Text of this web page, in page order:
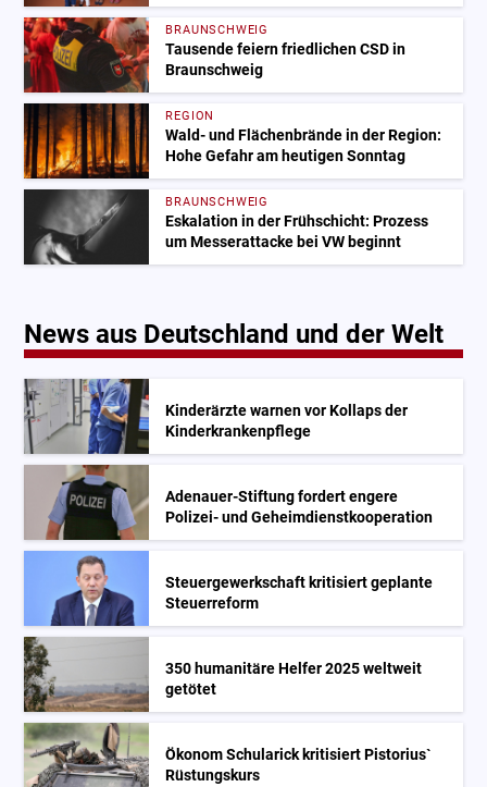
BRAUNSCHWEIG
Tausende feiern friedlichen CSD in
Braunschweig
REGION
Wald- und Flächenbrände in der Region:
Hohe Gefahr am heutigen Sonntag
BRAUNSCHWEIG
Eskalation in der Frühschicht: Prozess
um Messerattacke bei VW beginnt
News aus Deutschland und der Welt
Kinderärzte warnen vor Kollaps der
Kinderkrankenpflege
Adenauer-Stiftung fordert engere
Polizei- und Geheimdienstkooperation
Steuergewerkschaft kritisiert geplante
Steuerreform
350 humanitäre Helfer 2025 weltweit
getötet
Ökonom Schularick kritisiert Pistorius`
Rüstungskurs